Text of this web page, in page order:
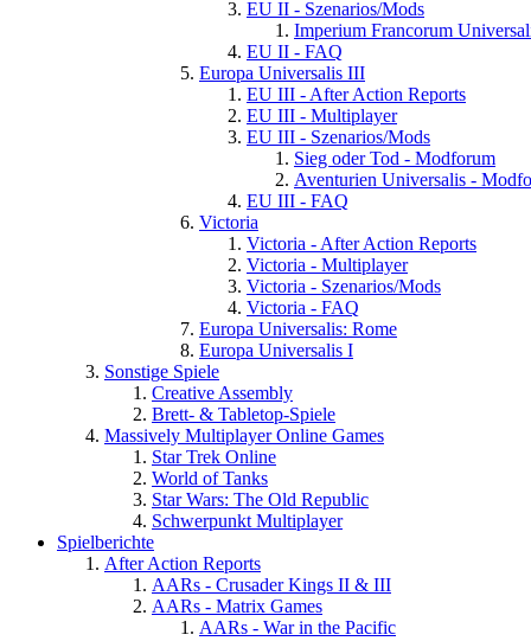
EU II - Szenarios/Mods
Imperium Francorum
EU II - FAQ
Europa Universalis III
EU III - After Action Reports
EU III - Multiplayer
EU III - Szenarios/Mods
Sieg oder Tod - Modforum
Aventurien Universalis -
EU III - FAQ
Victoria
Victoria - After Action Reports
Victoria - Multiplayer
Victoria - Szenarios/Mods
Victoria - FAQ
Europa Universalis: Rome
Europa Universalis I
Sonstige Spiele
Creative Assembly
Brett- & Tabletop-Spiele
Massively Multiplayer Online Games
Star Trek Online
World of Tanks
Star Wars: The Old Republic
Schwerpunkt Multiplayer
Spielberichte
After Action Reports
AARs - Crusader Kings II & III
AARs - Matrix Games
AARs - War in the Pacific